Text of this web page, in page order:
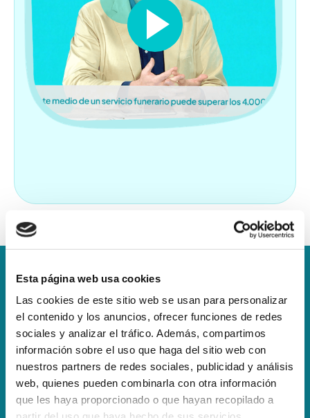
Esta página web usa cookies
Las cookies de este sitio web se usan para personalizar
el contenido y los anuncios, ofrecer funciones de redes
sociales y analizar el tráfico. Además, compartimos
información sobre el uso que haga del sitio web con
nuestros partners de redes sociales, publicidad y análisis
web, quienes pueden combinarla con otra información
que les haya proporcionado o que hayan recopilado a